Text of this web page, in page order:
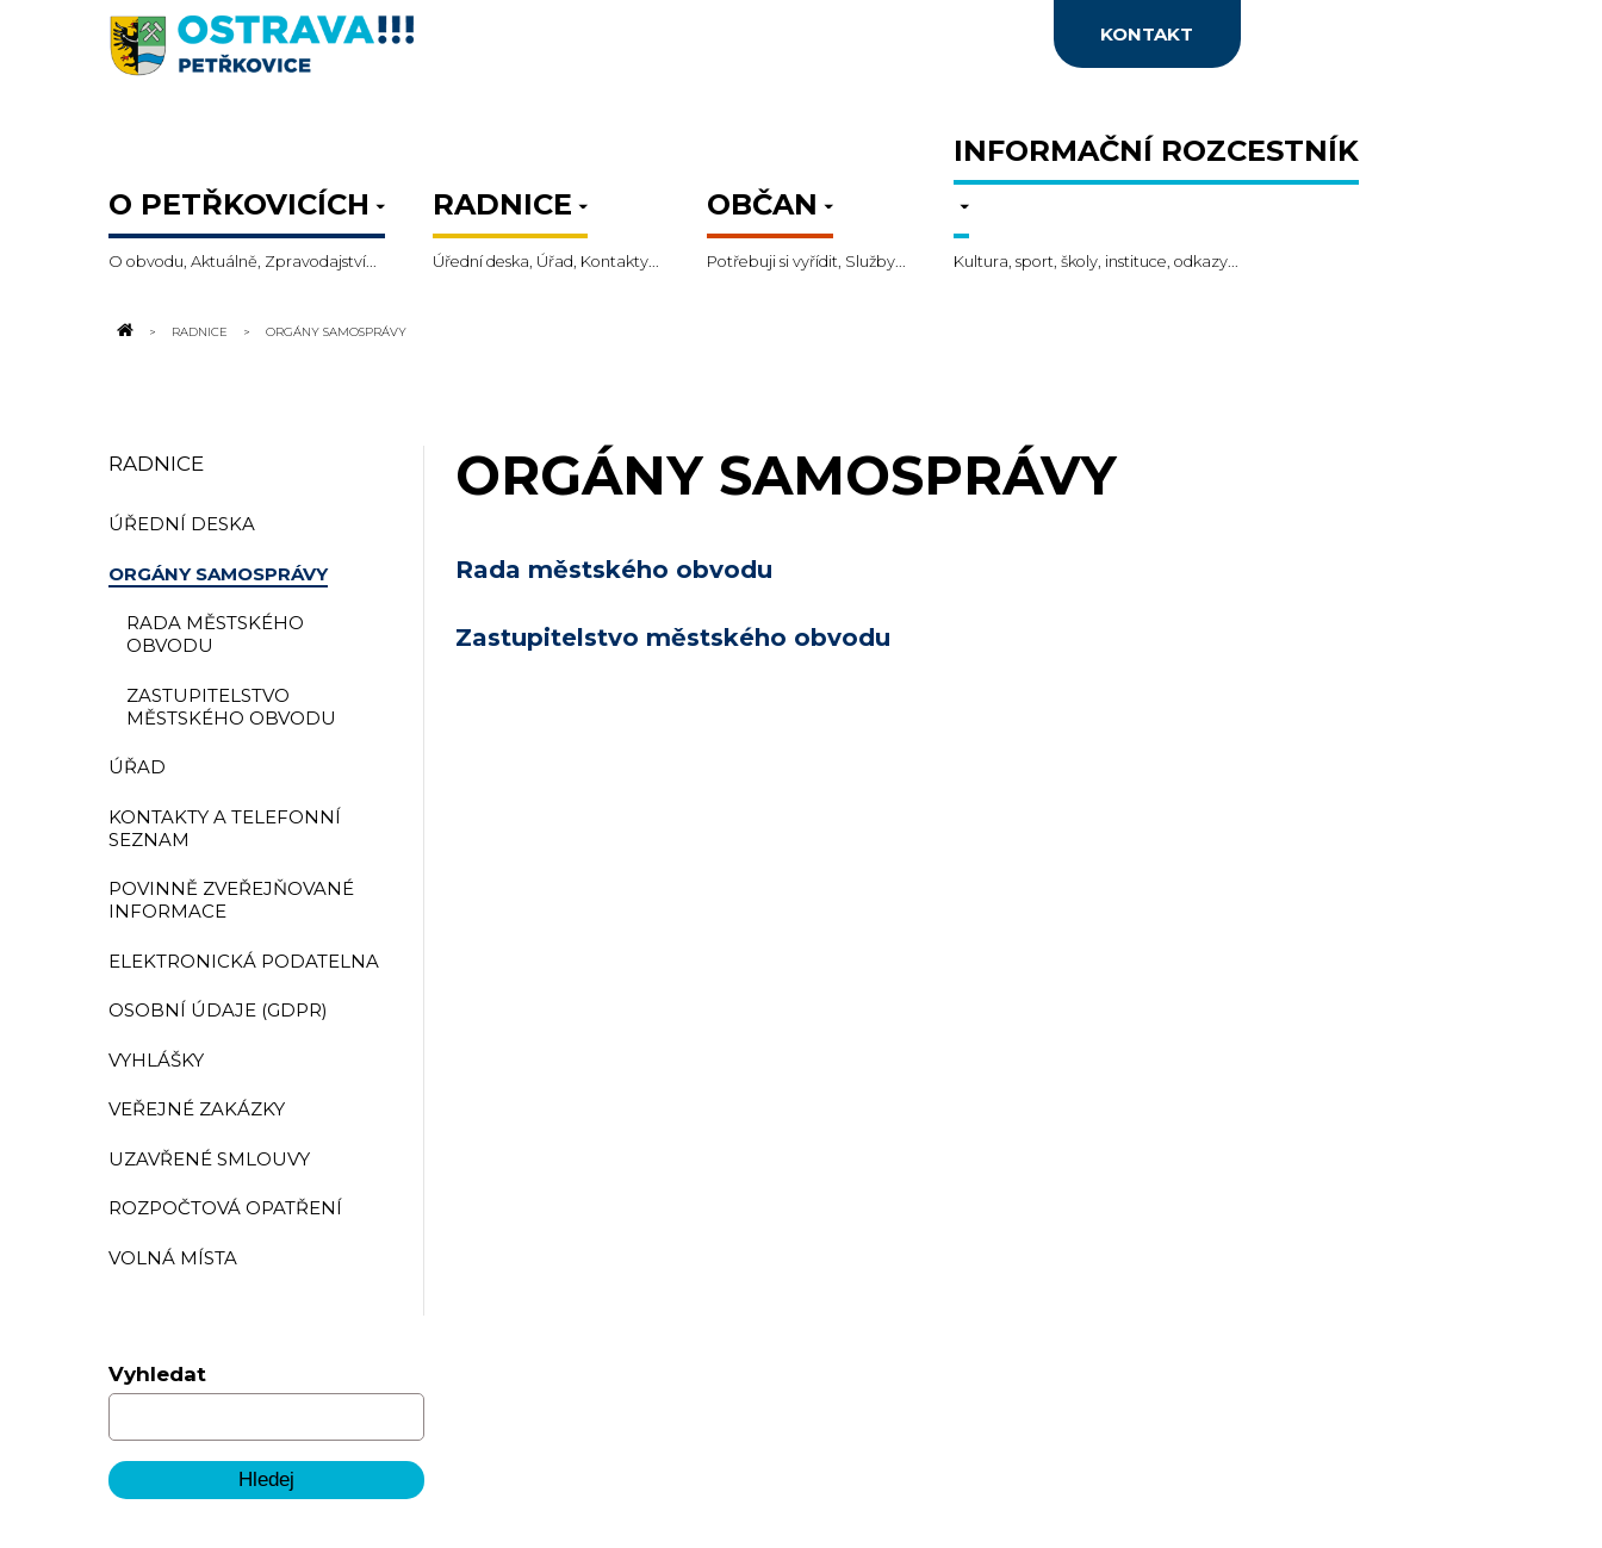
KONTAKT
O PETŘKOVICÍCH
O obvodu, Aktuálně, Zpravodajství...
RADNICE
Úřední deska, Úřad, Kontakty...
OBČAN
Potřebuji si vyřídit, Služby...
INFORMAČNÍ ROZCESTNÍK
Kultura, sport, školy, instituce, odkazy...
RADNICE ORGÁNY SAMOSPRÁVY
RADNICE
ÚŘEDNÍ DESKA
ORGÁNY SAMOSPRÁVY
RADA MĚSTSKÉHO
OBVODU
ZASTUPITELSTVO
MĚSTSKÉHO OBVODU
ÚŘAD
KONTAKTY A TELEFONNÍ
SEZNAM
POVINNĚ ZVEŘEJŇOVANÉ
INFORMACE
ELEKTRONICKÁ PODATELNA
OSOBNÍ ÚDAJE (GDPR)
VYHLÁŠKY
VEŘEJNÉ ZAKÁZKY
UZAVŘENÉ SMLOUVY
ROZPOČTOVÁ OPATŘENÍ
VOLNÁ MÍSTA
Vyhledat
ORGÁNY SAMOSPRÁVY
Rada městského obvodu
Zastupitelstvo městského obvodu